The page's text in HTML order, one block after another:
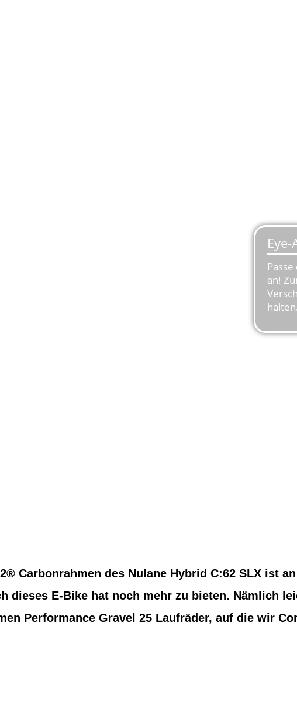
Carbonrahmen des Nulane Hybrid C:62 SLX ist
dieses E-Bike hat noch mehr zu bieten. Nämlich
Performance Gravel 25 Laufräder, auf die wir